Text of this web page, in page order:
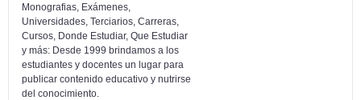
Monografias, Exámenes,
Universidades, Terciarios, Carreras,
Cursos, Donde Estudiar, Que Estudiar
y más: Desde 1999 brindamos a los
estudiantes y docentes un lugar para
publicar contenido educativo y nutrirse
del conocimiento.